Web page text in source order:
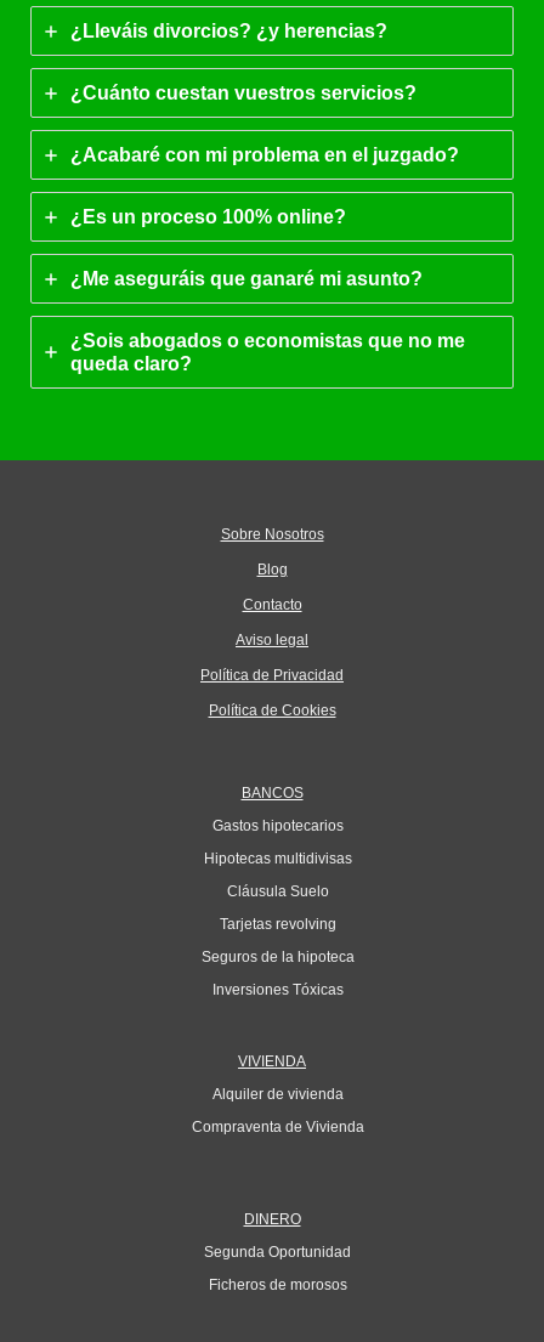
¿Lleváis divorcios? ¿y herencias?
¿Cuánto cuestan vuestros servicios?
¿Acabaré con mi problema en el juzgado?
¿Es un proceso 100% online?
¿Me aseguráis que ganaré mi asunto?
¿Sois abogados o economistas que no me
queda claro?
Sobre Nosotros
Blog
Contacto
Aviso legal
Política de Privacidad
Política de Cookies
BANCOS
Gastos hipotecarios
Hipotecas multidivisas
Cláusula Suelo
Tarjetas revolving
Seguros de la hipoteca
Inversiones Tóxicas
VIVIENDA
Alquiler de vivienda
Compraventa de Vivienda
DINERO
Segunda Oportunidad
Ficheros de morosos